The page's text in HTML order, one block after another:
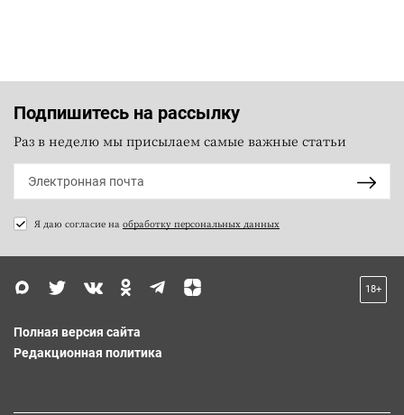
Подпишитесь на рассылку
Раз в неделю мы присылаем самые важные статьи
Я даю согласие на обработку персональных данных
18+
Полная версия сайта
Редакционная политика